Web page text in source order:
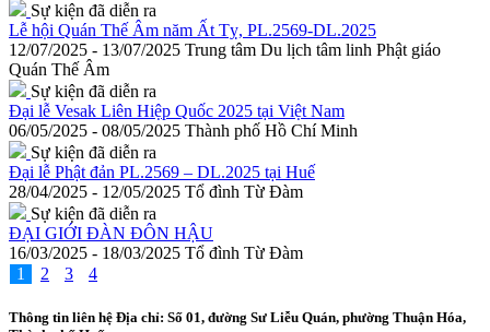
Sự kiện đã diễn ra
Lễ hội Quán Thế Âm năm Ất Tỵ, PL.2569-DL.2025
12/07/2025 - 13/07/2025 Trung tâm Du lịch tâm linh Phật giáo
Quán Thế Âm
Sự kiện đã diễn ra
Đại lễ Vesak Liên Hiệp Quốc 2025 tại Việt Nam
06/05/2025 - 08/05/2025 Thành phố Hồ Chí Minh
Sự kiện đã diễn ra
Đại lễ Phật đản PL.2569 – DL.2025 tại Huế
28/04/2025 - 12/05/2025 Tổ đình Từ Đàm
Sự kiện đã diễn ra
ĐẠI GIỚI ĐÀN ĐÔN HẬU
16/03/2025 - 18/03/2025 Tổ đình Từ Đàm
1
2 3 4
Thông tin liên hệ Địa chỉ: Số 01, đường Sư Liễu Quán, phường Thuận Hóa,